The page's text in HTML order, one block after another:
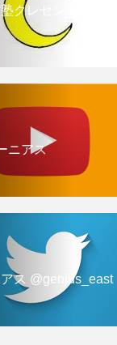
クレセント
ニアス
ス @genius_east